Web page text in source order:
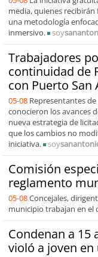
media, quienes
una metodología
inmersivo.
soy
Trabajadores
continuidad de
con Puerto San
05-08 Representantes
conocieron los avances
nueva estrategia de
que los cambios no
iniciativa.
soy
Comisión
reglamento
05-08Concejales,
municipio trabajan en el
Condenan a 15
violó a joven